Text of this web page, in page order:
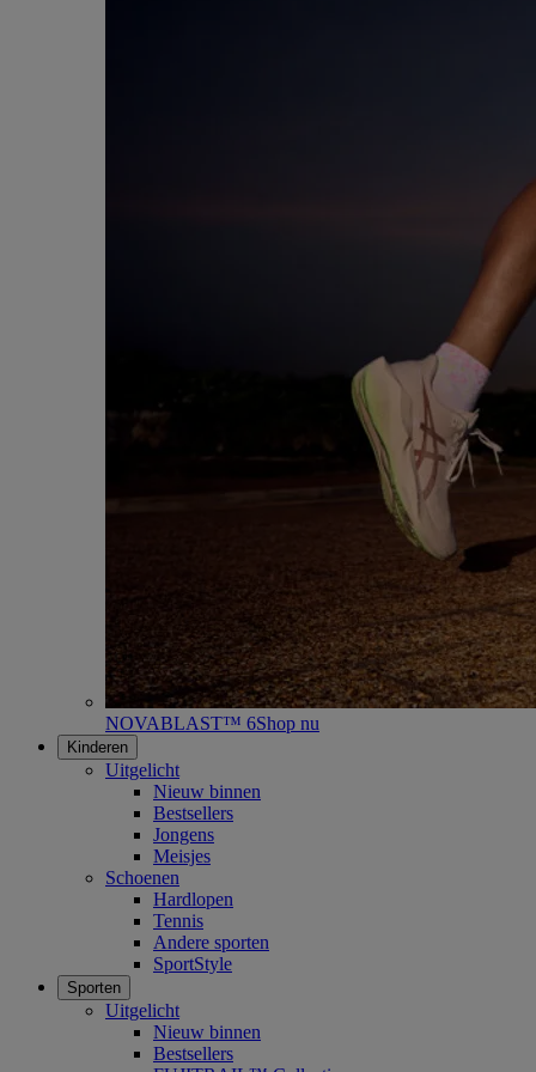
NOVABLAST™ 6Shop nu
Kinderen
Uitgelicht
Nieuw binnen
Bestsellers
Jongens
Meisjes
Schoenen
Hardlopen
Tennis
Andere sporten
SportStyle
Sporten
Uitgelicht
Nieuw binnen
Bestsellers